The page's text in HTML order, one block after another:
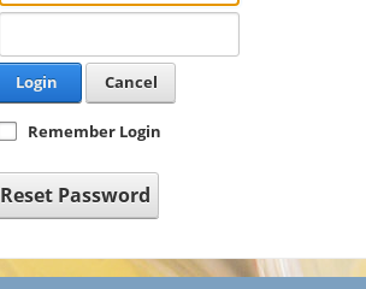
Login Cancel
Remember Login
Reset Password